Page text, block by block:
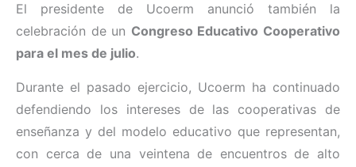
El presidente de Ucoerm anunció también la
celebración de un Congreso Educativo Cooperativo
para el mes de julio.
Durante el pasado ejercicio, Ucoerm ha continuado
defendiendo los intereses de las cooperativas de
enseñanza y del modelo educativo que representan,
con cerca de una veintena de encuentros de alto